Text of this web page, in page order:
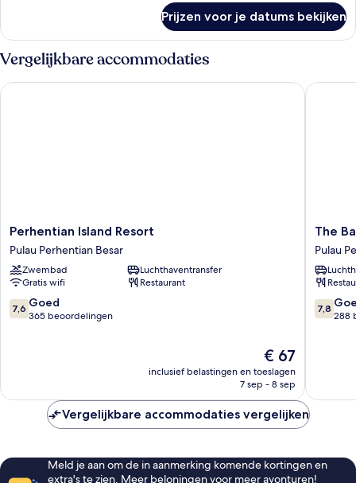
View
Balcony
Prijzen voor je datums bekijken
Vergelijkbare accommodaties
Perhentian
Island
Resort
Pulau
Perhentian
Besar
Perhentian Island Resort
Pulau Perhentian Besar
Zwembad
Luchthaventransfer
Gratis wifi
Restaurant
7.6
van
7,6 Goed
365 beoordelingen
De
prijs
€ 67
inclusief belastingen en toeslagen
7 sep - 8 sep
Perhentian Island Resort
The
Barat
Beach
Resort
Pulau
The
Pulau
7.8
van
7,8
288
The
Vergelijkbare accommodaties vergelijken
Meld je aan om de in aanmerking komende kortingen en
extra's te zien. Meer beloningen voor meer avonturen!